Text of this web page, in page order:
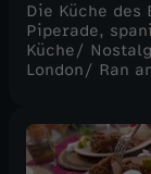
Die Küche des
Piperade,
Küche/
London/ Ran